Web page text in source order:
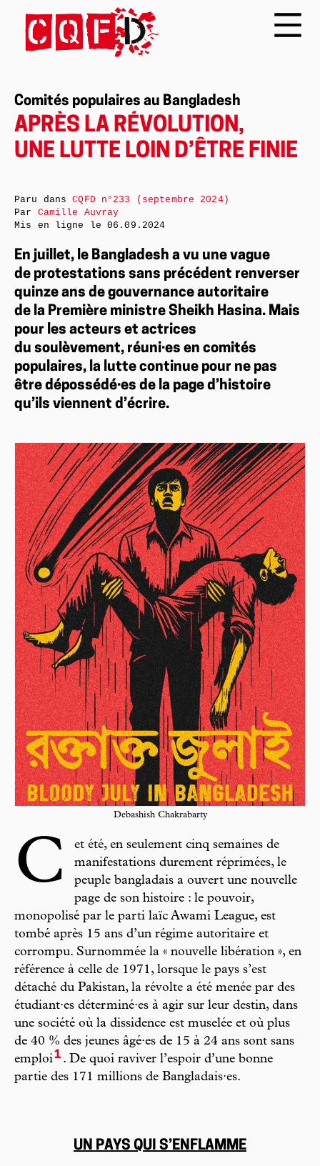
Comités populaires au Bangladesh
APRÈS LA RÉVOLUTION,
UNE LUTTE LOIN D’ÊTRE FINIE
En juillet, le Bangladesh a vu une vague
de protestations sans précédent renverser
quinze ans de gouvernance autoritaire
de la Première ministre Sheikh Hasina. Mais
pour les acteurs et actrices
du soulèvement, réuni·es en comités
populaires, la lutte continue pour ne pas
être dépossédé·es de la page d’histoire
qu’ils viennent d’écrire.
Debashish Chakrabarty
C
et été, en seulement cinq semaines de
manifestations durement réprimées, le
peuple bangladais a ouvert une nouvelle
page de son histoire : le pouvoir,
monopolisé par le parti laïc Awami League, est
tombé après 15 ans d’un régime autoritaire et
corrompu. Surnommée la « nouvelle libération », en
référence à celle de 1971, lorsque le pays s’est
détaché du Pakistan, la révolte a été menée par des
étudiant·es déterminé·es à agir sur leur destin, dans
une société où la dissidence est muselée et où plus
de 40 % des jeunes âgé·es de 15 à 24 ans sont sans
emploi1 . De quoi raviver l’espoir d’une bonne
partie des 171 millions de Bangladais·es.
UN PAYS QUI S’ENFLAMME
Paru dansCQFD n°233 (septembre 2024)
Par Camille Auvray
Mis en ligne le06.09.2024